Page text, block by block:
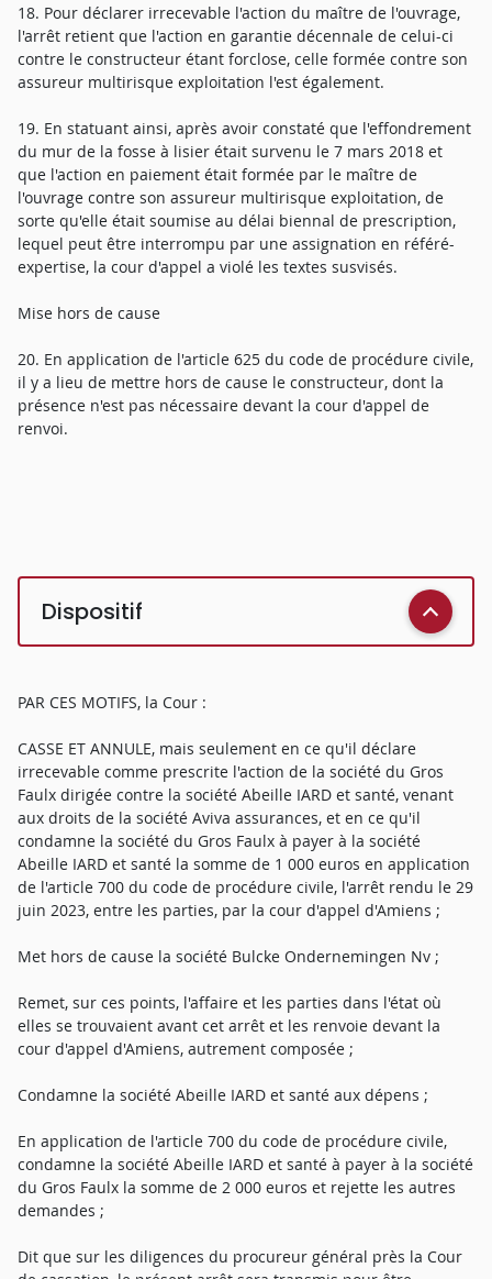
18. Pour déclarer irrecevable l'action du maître de l'ouvrage,
l'arrêt retient que l'action en garantie décennale de celui-ci
contre le constructeur étant forclose, celle formée contre son
assureur multirisque exploitation l'est également.
19. En statuant ainsi, après avoir constaté que l'effondrement
du mur de la fosse à lisier était survenu le 7 mars 2018 et
que l'action en paiement était formée par le maître de
l'ouvrage contre son assureur multirisque exploitation, de
sorte qu'elle était soumise au délai biennal de prescription,
lequel peut être interrompu par une assignation en référé-
expertise, la cour d'appel a violé les textes susvisés.
Mise hors de cause
20. En application de l'article 625 du code de procédure civile,
il y a lieu de mettre hors de cause le constructeur, dont la
présence n'est pas nécessaire devant la cour d'appel de
renvoi.
Dispositif
PAR CES MOTIFS, la Cour :
CASSE ET ANNULE, mais seulement en ce qu'il déclare
irrecevable comme prescrite l'action de la société du Gros
Faulx dirigée contre la société Abeille IARD et santé, venant
aux droits de la société Aviva assurances, et en ce qu'il
condamne la société du Gros Faulx à payer à la société
Abeille IARD et santé la somme de 1 000 euros en application
de l'article 700 du code de procédure civile, l'arrêt rendu le 29
juin 2023, entre les parties, par la cour d'appel d'Amiens ;
Met hors de cause la société Bulcke Ondernemingen Nv ;
Remet, sur ces points, l'affaire et les parties dans l'état où
elles se trouvaient avant cet arrêt et les renvoie devant la
cour d'appel d'Amiens, autrement composée ;
Condamne la société Abeille IARD et santé aux dépens ;
En application de l'article 700 du code de procédure civile,
condamne la société Abeille IARD et santé à payer à la société
du Gros Faulx la somme de 2 000 euros et rejette les autres
demandes ;
Dit que sur les diligences du procureur général près la Cour